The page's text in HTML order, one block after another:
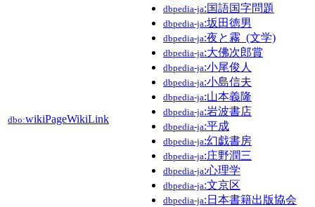
dbo:wikiPageWikiLink
dbpedia-ja:国語国字問題
dbpedia-ja:坂田徳男
dbpedia-ja:夜と霧_(文学)
dbpedia-ja:大佛次郎賞
dbpedia-ja:小尾俊人
dbpedia-ja:小島信夫
dbpedia-ja:山本義隆
dbpedia-ja:岩波書店
dbpedia-ja:平成
dbpedia-ja:幻戯書房
dbpedia-ja:庄野潤三
dbpedia-ja:心理学
dbpedia-ja:文京区
dbpedia-ja:日本書籍出版協会